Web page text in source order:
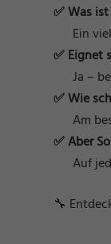
✅ Was
Ein
✅ Eignet
Ja –
✅ Wie
Am
✅ Aber
Auf
🔧